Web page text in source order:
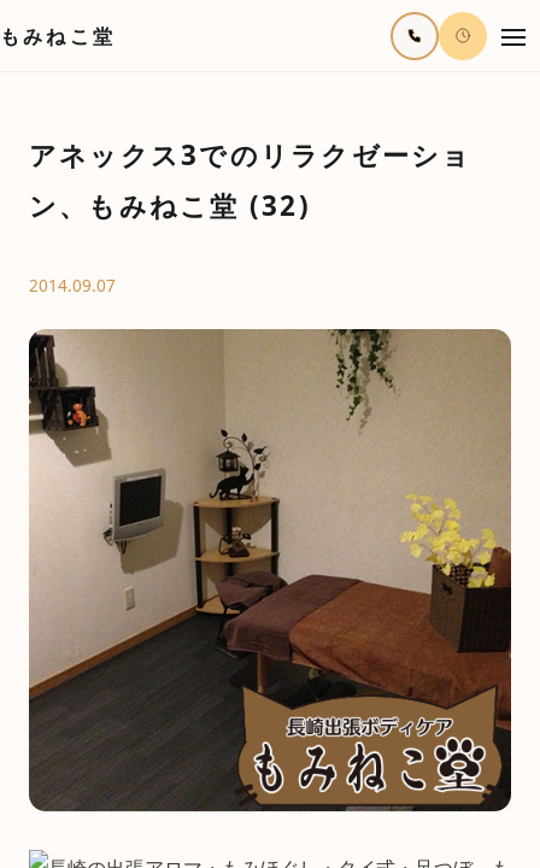
もみねこ堂
アネックス3でのリラクゼーショ
ン、もみねこ堂 (32)
2014.09.07